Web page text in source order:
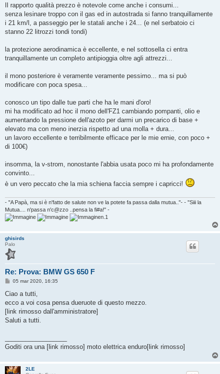
Il rapporto qualità prezzo è notevole come anche i consumi...
senza lesinare troppo con il gas ed in autostrada si fanno tranquillamente
i 21 km/l, a passeggio per le statali anche i 24... (e nel serbatoio ci
stanno 22 litrozzi tondi tondi)
la protezione aerodinamica è eccellente, e nel sottosella ci entra
tranquillamente un completo antipioggia oltre agli attrezzi...
il mono posteriore è veramente veramente pessimo... ma si può
modificare con poca spesa...
conosco un tipo dalle tue parti che ha le mani d'oro!
mi ha modificato ad hoc il mono dell'FZ1 cambiando pompanti, olio e
aumentando la pressione dell'azoto per darmi un precarico di base +
elevato ma con meno inerzia rispetto ad una molla + dura...
un lavoro eccellente e terribilmente efficace per le mie ernie, con poco +
di 100€)
insomma, la v-strom, nonostante l'abbia usata poco mi ha profondamente
convinto...
è un vero peccato che la mia schiena faccia sempre i capricci!
- "A Papà, ma si è n'fatto de salute non ve la potete fa passa dalla mutua.."- - "Siii la
Mutua.... n'passa n'c@zzo ..pensa la fi#a!" -
n.1
ghisirds
Palo
Re: Prova: BMW GS 650 F
M
s
a
g
i
05 mar 2020, 16:35
Ciao a tutti,
ecco a voi cosa pensa dueruote di questo mezzo.
[link rimosso dall'amministratore]
Saluti a tutti.
Goditi ora una [link rimosso] moto elettrica enduro[link rimosso]
2LE